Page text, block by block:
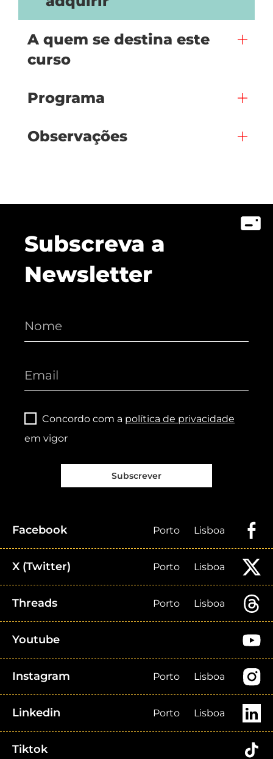
A quem se destina este
curso
Programa
Observações
Subscreva a
Newsletter
Concordo com a política de privacidade
em vigor
Subscrever
Facebook Porto Lisboa
X (Twitter) Porto Lisboa
Threads Porto Lisboa
Youtube
Instagram Porto Lisboa
Linkedin Porto Lisboa
Tiktok